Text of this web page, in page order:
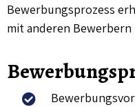
Bewerbungsprozess
mit anderen